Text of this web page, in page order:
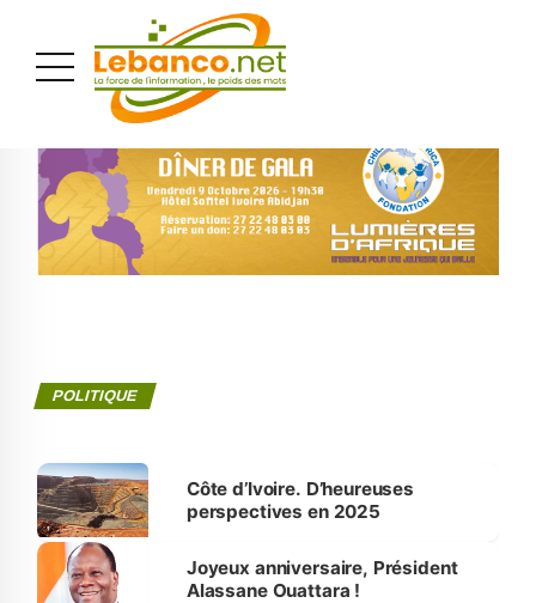
POLITIQUE
Côte d’Ivoire. D’heureuses
perspectives en 2025
Joyeux anniversaire, Président
Alassane Ouattara !